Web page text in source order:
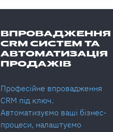
ВПРОВАДЖЕННЯ
CRM СИСТЕМ ТА
АВТОМАТИЗАЦІЯ
ПРОДАЖІВ
Професійне впровадження
CRM під ключ.
Автоматизуємо ваші бізнес-
процеси, налаштуємо